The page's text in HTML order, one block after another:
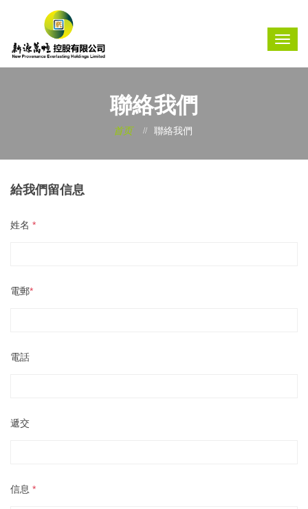
聯絡我們
首页 聯絡我們
給我們留信息
姓名 *
電郵*
電話
遞交
信息 *